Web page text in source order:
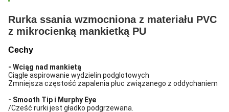
Rurka ssania wzmocniona z materiału PVC
z mikrocienką mankietką PU
Cechy
- Wciąg nad mankietą
Ciągłe aspirowanie wydzielin podglotowych
Zmniejsza częstość zapalenia płuc związanego z oddychaniem
- Smooth Tip i Murphy Eye
/Cześć rurki jest gładko podgrzewana.